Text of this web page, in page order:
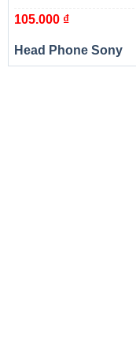
Số tờ hủy (70g) : 50
Tốc độ hủy m/phút:
Hoạt động : Liên
Các trạng thái hủy :
105.000 ₫
Head Phone Sony